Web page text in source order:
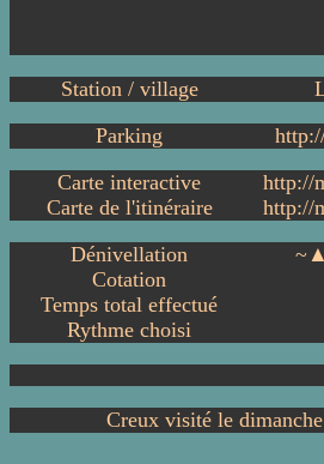
Station / village
Parking
Carte interactive
http://
Carte de l'itinéraire
http://
Dénivellation
Cotation
Temps total effectué
Rythme choisi
Creux visité le